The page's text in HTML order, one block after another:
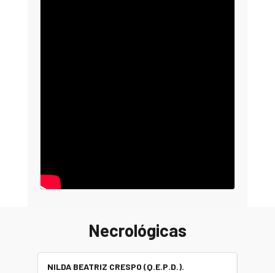
Necrológicas
NILDA BEATRIZ CRESPO (Q.E.P.D.).